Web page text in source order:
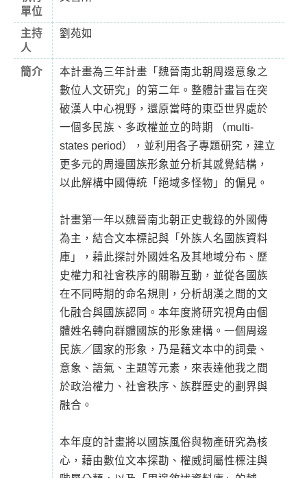
單位
主持
人
劉苑如
簡介
本計畫為三年計畫「魏晉南北朝周邊意象之
數位人文研究」的第二年。整體計畫旨在突
破漢人中心視野，還原當時的東亞世界處於
一個多民族、多政權並立的時期 （multi-
states period），並利用各子專題研究，建立
更多元的周邊國族形象並分析其感覺結構，
以此解構中國傳統「絕域多怪物」的偏見。
計畫第一年以魏晉南北朝正史載錄的外國傳
為主，結合文本標記與「外族人名國族資料
庫」，藉此探討外國姓名及其地域分布、歷
史權力和社會秩序的關聯互動，並從各國族
在不同時期的命名規則，分析胡漢之間的文
化融合與國族認同。本年度將研究視角由個
體姓名轉向群體國族的形象建構。一個周邊
民族／國家的形象，乃是藉文本中的詞彙、
意象、語氣、主題等元素，來表達他我之間
於政治權力、社會秩序、族群歷史的劃界與
融合。
本年度的計畫將以國族風俗與物產研究為核
心，藉由數位文本探勘、權威詞屬性標注與